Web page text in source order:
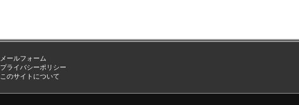
メールフォーム
プライバシーポリシー
このサイトについて